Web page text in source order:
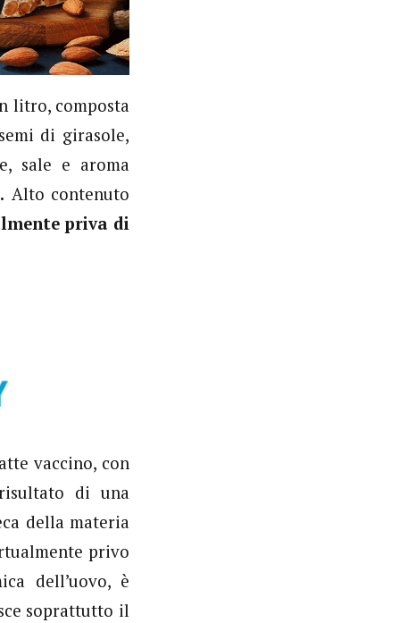
litro, composta
di girasole,
sale e aroma
Alto contenuto
priva di
vaccino, con
di una
della materia
privo
dell’uovo, è
soprattutto il